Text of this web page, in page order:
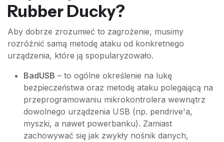
Rubber Ducky?
Aby dobrze zrozumieć to zagrożenie, musimy
rozróżnić samą metodę ataku od konkretnego
urządzenia, które ją spopularyzowało.
BadUSB – to ogólne określenie na lukę
bezpieczeństwa oraz metodę ataku polegającą na
przeprogramowaniu mikrokontrolera wewnątrz
dowolnego urządzenia USB (np. pendrive'a,
myszki, a nawet powerbanku). Zamiast
zachowywać się jak zwykły nośnik danych,